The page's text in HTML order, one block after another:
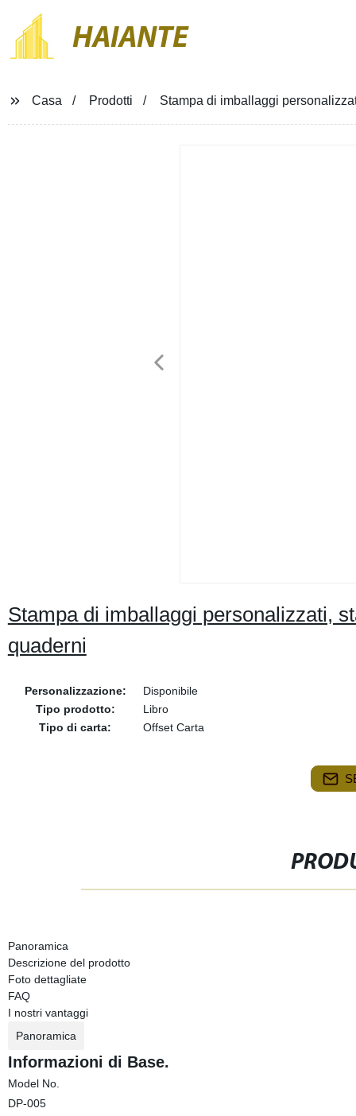
HAIANTE
Casa Prodotti Stampa di imballaggi
Stampa di imballaggi personalizzati,
quaderni
Personalizzazione:
Disponibile
Tipo prodotto:
Libro
Tipo di carta:
Offset Carta
Panoramica
Descrizione del prodotto
Foto dettagliate
FAQ
I nostri vantaggi
Panoramica
Informazioni di Base.
Model No.
DP-005